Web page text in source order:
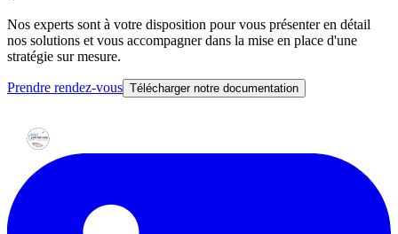
Nos experts sont à votre disposition pour vous présenter en détail
nos solutions et vous accompagner dans la mise en place d'une
stratégie sur mesure.
Prendre rendez-vous Télécharger notre documentation